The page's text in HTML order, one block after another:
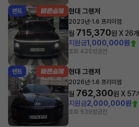
렌트 현대 그랜저
2023년·1.6 프리미엄
월 715,370원 X 26
지원금1,000,000원
조회 435방금전
렌트 현대 그랜저
2026년·1.6 프리미엄
월 762,300원 X 57
지원금2,000,000원
조회 539방금전